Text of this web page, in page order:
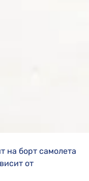
на борт самолета
от